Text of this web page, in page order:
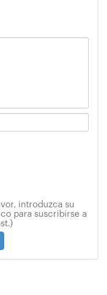
introduzca su
para suscribirse a